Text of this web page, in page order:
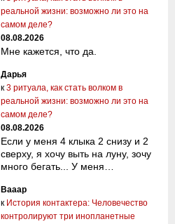
реальной жизни: возможно ли это на
самом деле?
08.08.2026
Мне кажется, что да.
Дарья
к 3 ритуала, как стать волком в
реальной жизни: возможно ли это на
самом деле?
08.08.2026
Если у меня 4 клыка 2 снизу и 2
сверху, я хочу выть на луну, зочу
много бегать... У меня…
Вааар
к История контактера: Человечество
контролируют три инопланетные